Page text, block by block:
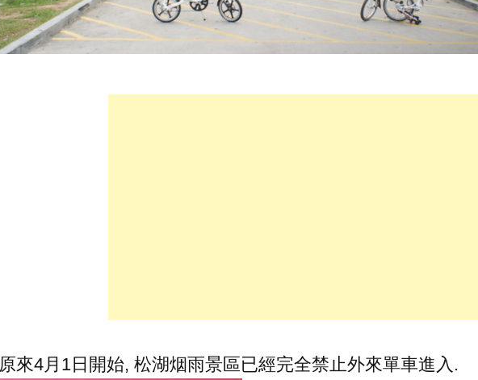
原來4月1日開始, 松湖烟雨景區已經完全禁止外來單車進入.